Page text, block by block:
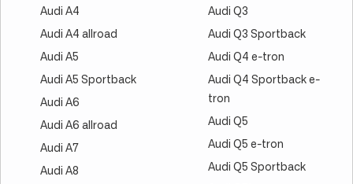
Audi A4
Audi A4 allroad
Audi A5
Audi A5 Sportback
Audi A6
Audi A6 allroad
Audi A7
Audi A8
Audi Q3
Audi Q3 Sportback
Audi Q4 e-tron
Audi Q4 Sportback e-
tron
Audi Q5
Audi Q5 e-tron
Audi Q5 Sportback